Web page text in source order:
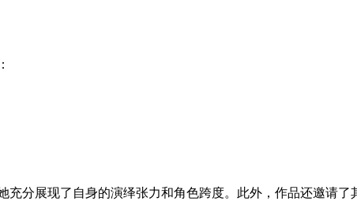
充分展现了自身的演绎张力和角色跨度。此外，作品还邀请